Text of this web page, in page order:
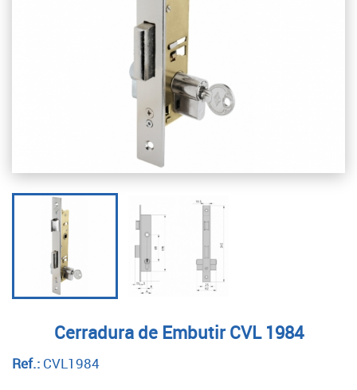
Cerradura de Embutir CVL 1984
Ref.: CVL1984